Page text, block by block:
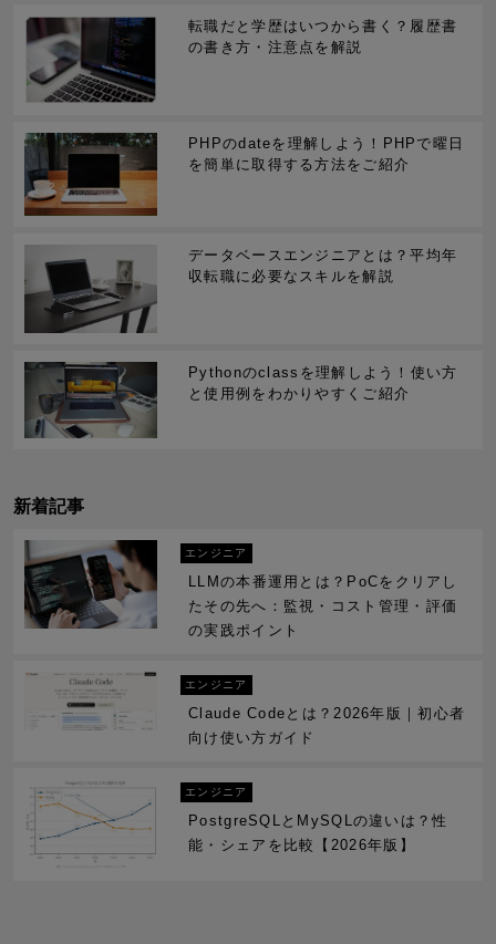
転職だと学歴はいつから書く？履歴書
の書き方・注意点を解説
PHPのdateを理解しよう！PHPで曜日
を簡単に取得する方法をご紹介
データベースエンジニアとは？平均年
収転職に必要なスキルを解説
Pythonのclassを理解しよう！使い方
と使用例をわかりやすくご紹介
新着記事
エンジニア
LLMの本番運用とは？PoCをクリアし
たその先へ：監視・コスト管理・評価
の実践ポイント
エンジニア
Claude Codeとは？2026年版｜初心者
向け使い方ガイド
エンジニア
PostgreSQLとMySQLの違いは？性
能・シェアを比較【2026年版】